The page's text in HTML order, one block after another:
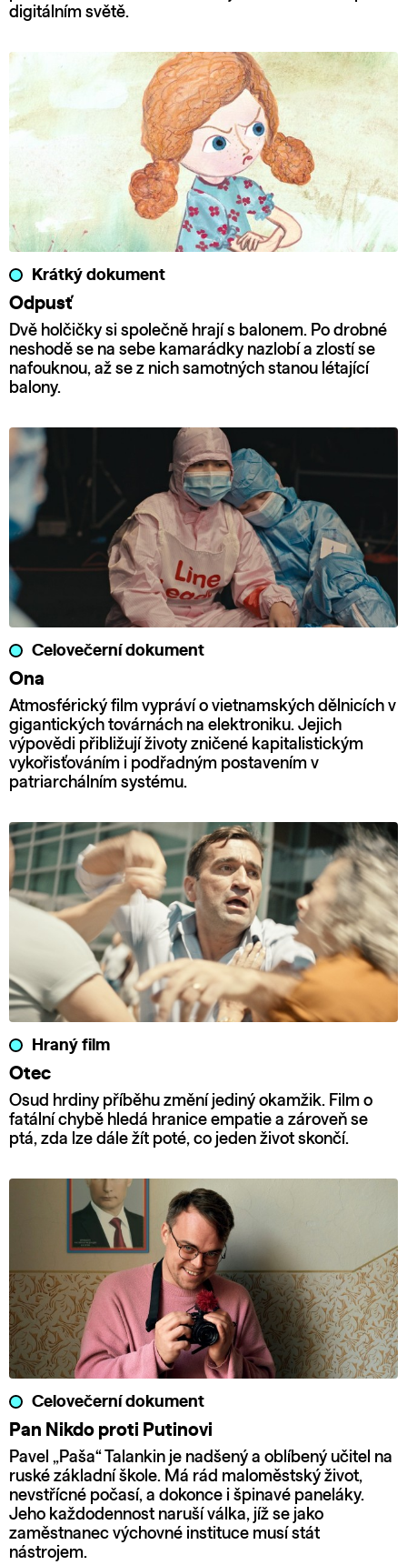
digitálním světě.
Krátký dokument
Odpusť
Dvě holčičky si společně hrají s balonem. Po drobné
neshodě se na sebe kamarádky nazlobí a zlostí se
nafouknou, až se z nich samotných stanou létající
balony.
Celovečerní dokument
Ona
Atmosférický film vypráví o vietnamských dělnicích v
gigantických továrnách na elektroniku. Jejich
výpovědi přibližují životy zničené kapitalistickým
vykořisťováním i podřadným postavením v
patriarchálním systému.
Hraný film
Otec
Osud hrdiny příběhu změní jediný okamžik. Film o
fatální chybě hledá hranice empatie a zároveň se
ptá, zda lze dále žít poté, co jeden život skončí.
Celovečerní dokument
Pan Nikdo proti Putinovi
Pavel „Paša“ Talankin je nadšený a oblíbený učitel na
ruské základní škole. Má rád maloměstský život,
nevstřícné počasí, a dokonce i špinavé paneláky.
Jeho každodennost naruší válka, jíž se jako
zaměstnanec výchovné instituce musí stát
nástrojem.